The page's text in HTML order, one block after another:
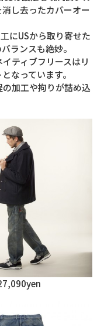
し去ったカバーオー
にUSから取り寄せた
ランスも絶妙。
ティブフリースはリ
なっています。
加工や拘りが詰め込